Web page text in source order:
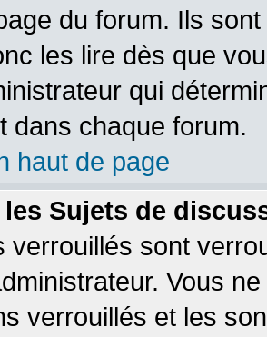
du forum. Ils
les lire dès que
qui
dans chaque forum.
haut de page
Sujets de
verrouillés sont
Vous
verrouillés et les